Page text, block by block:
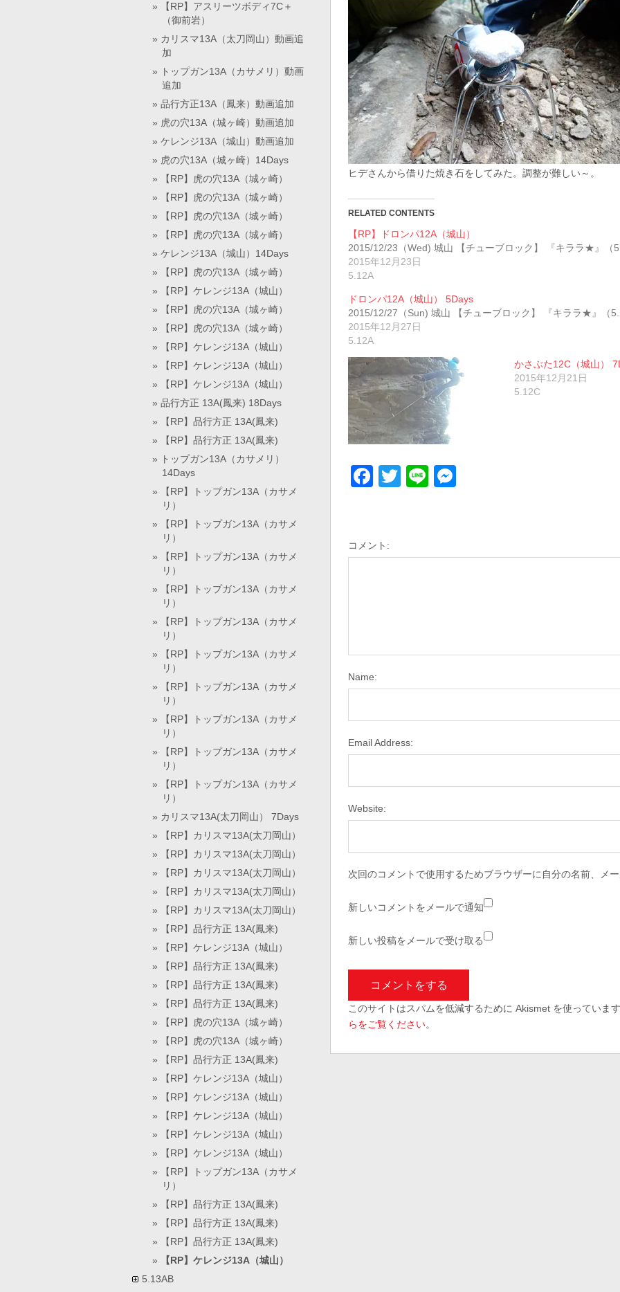
ヒデさんから借りた焼き石をしてみた。調整が難しい～。
RELATED CONTENTS
【RP】ドロンパ12A（城山）
2015/12/23（Wed) 城山 【チューブロック】 『キララ★』（
2015年12月23日
5.12A
ドロンパ12A（城山） 5Days
2015/12/27（Sun) 城山 【チューブロック】 『キララ★』（
2015年12月27日
5.12A
かさぶた12C（城山）
2015年12月21日
5.12C
Facebook
Twitter
Line
コメント:
Name:
Email Address:
Website:
次回のコメントで使用するためブラウザーに自分の名前、メ
新しいコメントをメールで通知
新しい投稿をメールで受け取る
このサイトはスパムを低減するために Akismet を使っていま
らをご覧ください。
【RP】アスリーツボディ7C＋
（御前岩）
カリスマ13A（太刀岡山）動画追
加
トップガン13A（カサメリ）動画
追加
品行方正13A（鳳来）動画追加
虎の穴13A（城ヶ崎）動画追加
ケレンジ13A（城山）動画追加
虎の穴13A（城ヶ崎）14Days
【RP】虎の穴13A（城ヶ崎）
【RP】虎の穴13A（城ヶ崎）
【RP】虎の穴13A（城ヶ崎）
【RP】虎の穴13A（城ヶ崎）
ケレンジ13A（城山）14Days
【RP】虎の穴13A（城ヶ崎）
【RP】ケレンジ13A（城山）
【RP】虎の穴13A（城ヶ崎）
【RP】虎の穴13A（城ヶ崎）
【RP】ケレンジ13A（城山）
【RP】ケレンジ13A（城山）
【RP】ケレンジ13A（城山）
品行方正 13A(鳳来) 18Days
【RP】品行方正 13A(鳳来)
【RP】品行方正 13A(鳳来)
トップガン13A（カサメリ）
14Days
【RP】トップガン13A（カサメ
リ）
【RP】トップガン13A（カサメ
リ）
【RP】トップガン13A（カサメ
リ）
【RP】トップガン13A（カサメ
リ）
【RP】トップガン13A（カサメ
リ）
【RP】トップガン13A（カサメ
リ）
【RP】トップガン13A（カサメ
リ）
【RP】トップガン13A（カサメ
リ）
【RP】トップガン13A（カサメ
リ）
【RP】トップガン13A（カサメ
リ）
カリスマ13A(太刀岡山） 7Days
【RP】カリスマ13A(太刀岡山）
【RP】カリスマ13A(太刀岡山）
【RP】カリスマ13A(太刀岡山）
【RP】カリスマ13A(太刀岡山）
【RP】カリスマ13A(太刀岡山）
【RP】品行方正 13A(鳳来)
【RP】ケレンジ13A（城山）
【RP】品行方正 13A(鳳来)
【RP】品行方正 13A(鳳来)
【RP】品行方正 13A(鳳来)
【RP】虎の穴13A（城ヶ崎）
【RP】虎の穴13A（城ヶ崎）
【RP】品行方正 13A(鳳来)
【RP】ケレンジ13A（城山）
【RP】ケレンジ13A（城山）
【RP】ケレンジ13A（城山）
【RP】ケレンジ13A（城山）
【RP】ケレンジ13A（城山）
【RP】トップガン13A（カサメ
リ）
【RP】品行方正 13A(鳳来)
【RP】品行方正 13A(鳳来)
【RP】品行方正 13A(鳳来)
【RP】ケレンジ13A（城山）
5.13AB